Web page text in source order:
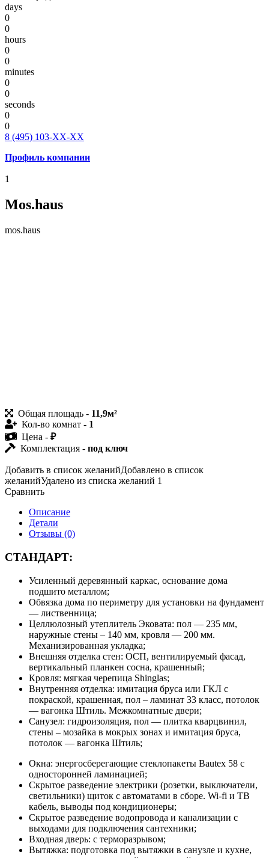
days
0
0
hours
0
0
minutes
0
0
seconds
0
0
8 (495) 103-ХХ-ХХ
Профиль компании
1
Mos.haus
mos.haus
Общая площадь - 11,9м²
Кол-во комнат - 1
Цена - ₽
Комплектация - под ключ
Добавить в список желанийДобавлено в список
желанийУдалено из списка желаний 1
Сравнить
Описание
Детали
Отзывы (0)
СТАНДАРТ:
Усиленный деревянный каркас, основание дома
подшито металлом;
Обвязка дома по периметру для установки на фундамент
— лиственница;
Целлюлозный утеплитель Эковата: пол — 235 мм,
наружные стены – 140 мм, кровля — 200 мм.
Механизированная укладка;
Внешняя отделка стен: ОСП, вентилируемый фасад,
вертикальный планкен сосна, крашенный;
Кровля: мягкая черепица Shinglas;
Внутренняя отделка: имитация бруса или ГКЛ с
покраской, крашенная, пол – ламинат 33 класс, потолок
— вагонка Штиль. Межкомнатные двери;
Санузел: гидроизоляция, пол — плитка кварцвинил,
стены – мозайка в мокрых зонах и имитация бруса,
потолок — вагонка Штиль;
Окна: энергосберегающие стеклопакеты Bautex 58 с
односторонней ламинацией;
Скрытое разведение электрики (розетки, выключатели,
светильники) щиток с автоматами в сборе. Wi-fi и ТВ
кабель, выводы под кондиционеры;
Скрытое разведение водопровода и канализации с
выходами для подключения сантехники;
Входная дверь: с терморазрывом;
Вытяжка: подготовка под вытяжки в санузле и кухне,